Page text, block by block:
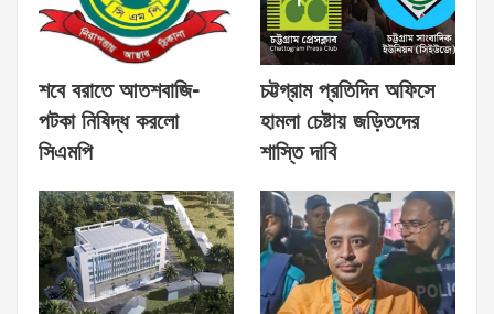
শবে বরাতে আতশবাজি-
পটকা নিষিদ্ধ করলো
সিএমপি
চট্টগ্রাম প্রতিদিন অফিসে
হামলা চেষ্টায় জড়িতদের
শাস্তি দাবি